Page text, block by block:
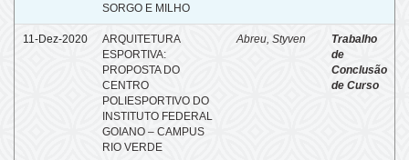
SORGO E MILHO
11-Dez-2020
ARQUITETURA
ESPORTIVA:
PROPOSTA DO
CENTRO
POLIESPORTIVO DO
INSTITUTO FEDERAL
GOIANO – CAMPUS
RIO VERDE
Abreu, Styven
Trabalho
de
Conclusão
de Curso